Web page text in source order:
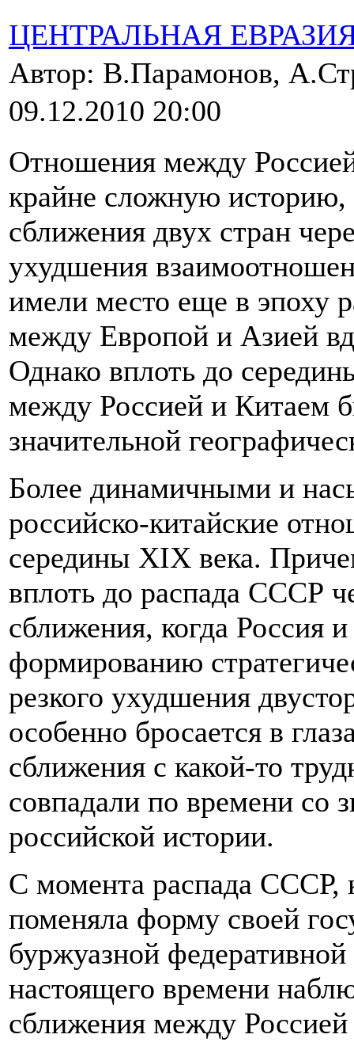
ЦЕНТРАЛЬНАЯ
Автор: В.Парамонов,
09.12.2010 20:00
Отношения между
крайне сложную историю,
сближения двух стран
ухудшения
имели место еще в эпоху
между Европой и Азией
Однако вплоть до
между Россией и Китаем
значительной
Более динамичными и
российско-китайские
середины XIX века.
вплоть до распада СССР
сближения, когда Россия
формированию
резкого ухудшения
особенно бросается в
сближения с какой-то
совпадали по времени со
российской истории.
С момента распада СССР,
поменяла форму своей
буржуазной
настоящего времени
сближения между